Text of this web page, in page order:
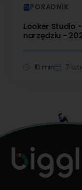
PORADNIK
Looker Studio
narzędziu -
10 min 7